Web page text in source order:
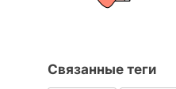
Связанные теги